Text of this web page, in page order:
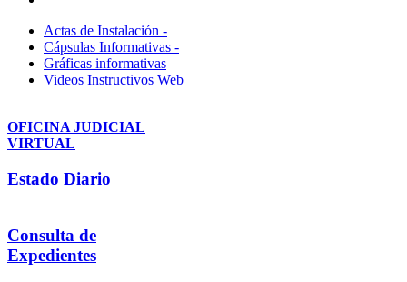
Actas de Instalación -
Cápsulas Informativas -
Gráficas informativas
Videos Instructivos Web
OFICINA JUDICIAL
VIRTUAL
Estado Diario
Consulta de
Expedientes